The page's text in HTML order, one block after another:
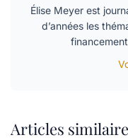
Élise Meyer est
d’années les
Articles